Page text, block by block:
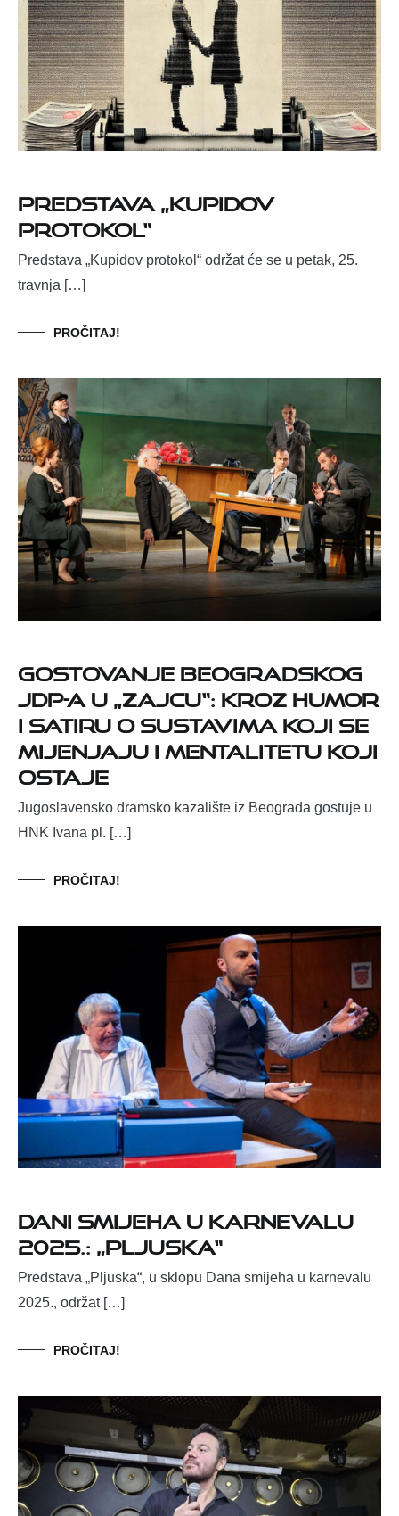
Predstava „Kupidov
protokol“
Predstava „Kupidov protokol“ održat će se u petak, 25.
travnja […]
PROČITAJ!
Gostovanje beogradskog
JDP-a u „Zajcu“: Kroz humor
i satiru o sustavima koji se
mijenjaju i mentalitetu koji
ostaje
Jugoslavensko dramsko kazalište iz Beograda gostuje u
HNK Ivana pl. […]
PROČITAJ!
Dani smijeha u karnevalu
2025.: „Pljuska“
Predstava „Pljuska“, u sklopu Dana smijeha u karnevalu
2025., održat […]
PROČITAJ!